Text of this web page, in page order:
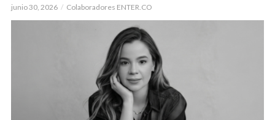
junio 30, 2026 Colaboradores ENTER.CO